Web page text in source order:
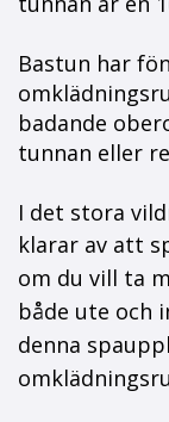
Bastun har
badande
tunnan eller
I det stora
klarar av att
om du vill ta
både ute och
denna